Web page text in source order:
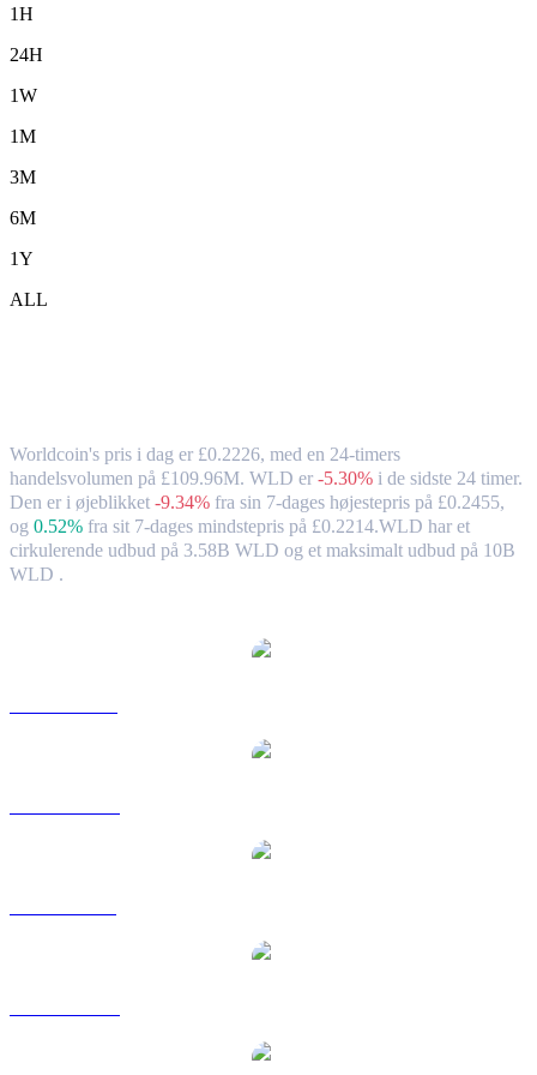
1H
24H
1W
1M
3M
6M
1Y
ALL
Worldcoin's pris i dag er £0.2226, med en 24-timers
handelsvolumen på £109.96M. WLD er -5.30% i de sidste 24 timer.
Den er i øjeblikket -9.34% fra sin 7-dages højestepris på £0.2455,
og 0.52% fra sit 7-dages mindstepris på £0.2214.WLD har et
cirkulerende udbud på 3.58B WLD og et maksimalt udbud på 10B
WLD .